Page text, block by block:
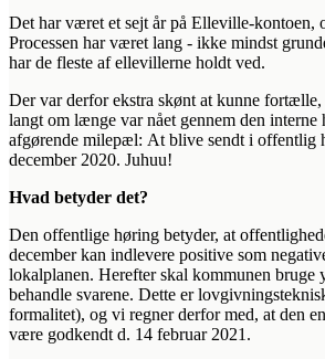
Det har været et sejt år på Elleville-kontoen,
Processen har været lang - ikke mindst
har de fleste af ellevillerne holdt ved.
Der var derfor ekstra skønt at kunne
langt om længe var nået gennem den interne
afgørende milepæl: At blive sendt i offentlig
december 2020. Juhuu!
Hvad betyder det?
‍Den offentlige høring betyder, at
december kan indlevere positive som
lokalplanen. Herefter skal kommunen bruge
behandle svarene. Dette er
formalitet), og vi regner derfor med, at den
være godkendt d. 14 februar 2021.